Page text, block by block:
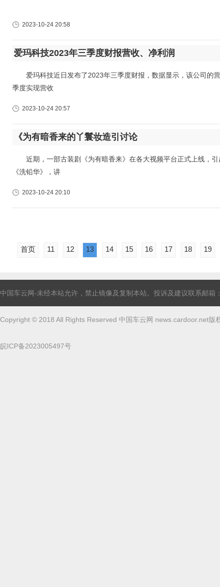
2023-10-24 20:58
爱玛科技2023年三季度财报营收、净利润
爱玛科技近日发布了2023年三季度财报，数据显示，该公司的
季度实现营收
2023-10-24 20:57
《为有暗香来的丫鬟妆造引讨论
近期，一部古装剧《为有暗香来》在各大视频平台正式上线，引
《洗铅华》，讲
2023-10-24 20:10
首页 11 12 13 14 15 16 17 18 19
中国车云网-未经本站允许，禁止镜像及复制本站。投诉及建议联系邮箱
Copyright © 2018 All Rights Reserved 中国车云网 news.cardoor.net版
皖ICP备2023005497号